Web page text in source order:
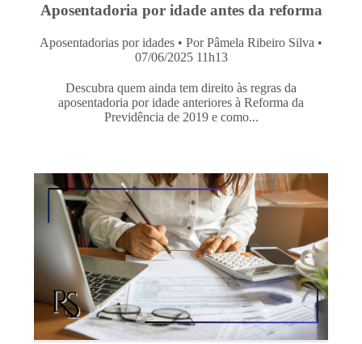
Aposentadoria por idade antes da reforma
Aposentadorias por idades • Por Pâmela Ribeiro Silva •
07/06/2025 11h13
Descubra quem ainda tem direito às regras da
aposentadoria por idade anteriores à Reforma da
Previdência de 2019 e como...